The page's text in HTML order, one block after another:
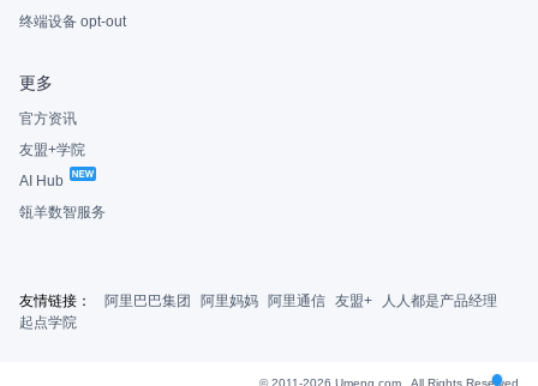
终端设备 opt-out
更多
官方资讯
友盟+学院
AI Hub
瓴羊数智服务
友情链接： 阿里巴巴集团 阿里妈妈 阿里通信 友盟+
人人都是产品经理
起点学院
© 2011-2026 Umeng.com , All Rights Reserved